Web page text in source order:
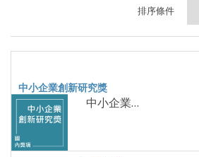
排序條件
中小企業創新研究獎